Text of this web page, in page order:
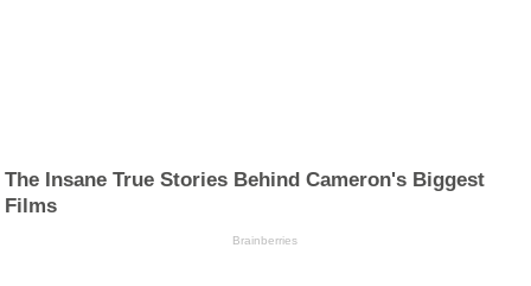
The Insane True Stories Behind Cameron's Biggest
Films
Brainberries